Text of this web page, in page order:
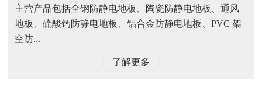
主营产品包括全钢防静电地板、陶瓷防静电地板、通风
地板、硫酸钙防静电地板、铝合金防静电地板、PVC 架
空防...
了解更多